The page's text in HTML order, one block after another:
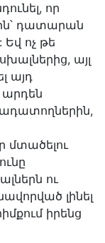
որ
դատարան
ոչ թե
այլ
այդ
արդեն
մտածելու
ու
լինել
իրենց